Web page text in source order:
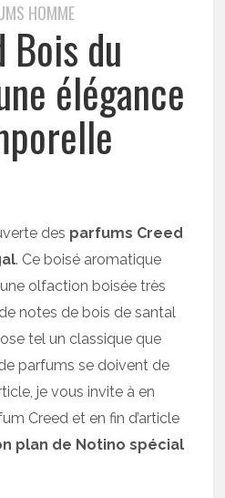
HOMME
Bois du
élégance
des parfums Creed
. Ce boisé aromatique
olfaction boisée très
notes de bois de santal
tel un classique que
parfums se doivent de
je vous invite à en
Creed et en fin d’article
plan de Notino spécial